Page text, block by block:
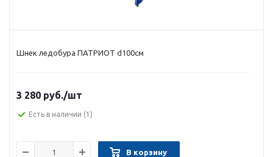
Шнек ледобура ПАТРИОТ d100см
3 280 руб./шт
Есть в наличии (1)
В корзину